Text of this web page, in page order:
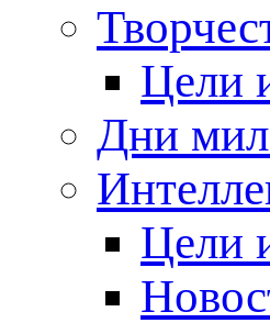
Цели
Дни
Цели